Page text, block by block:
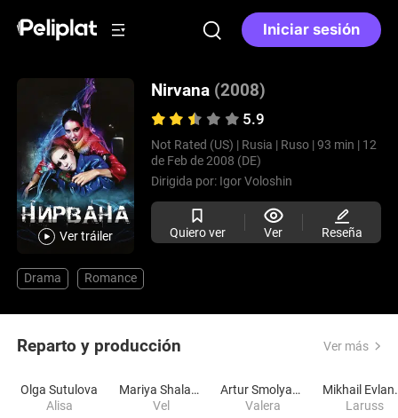
Iniciar sesión
Ver tráiler
Nirvana (2008)
5.9
Not Rated (US) | Rusia | Ruso | 93 min | 12
de Feb de 2008 (DE)
Dirigida por: Igor Voloshin
Quiero ver Ver Reseña
Drama Romance
Reparto y producción Ver más
Olga Sutulova
Alisa
Mariya Shalayeva
Vel
Artur Smolyaninov
Valera
Laruss